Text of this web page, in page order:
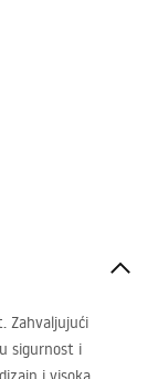
Zahvaljujući
sigurnost i